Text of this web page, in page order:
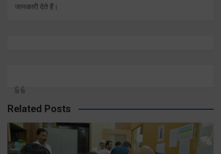
जानकारी देते हैं।
Related Posts